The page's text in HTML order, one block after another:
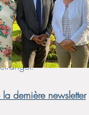
ReflexeS
et les moyens
post-bac en
et inscrivez-vous ;
la dernière newsletter